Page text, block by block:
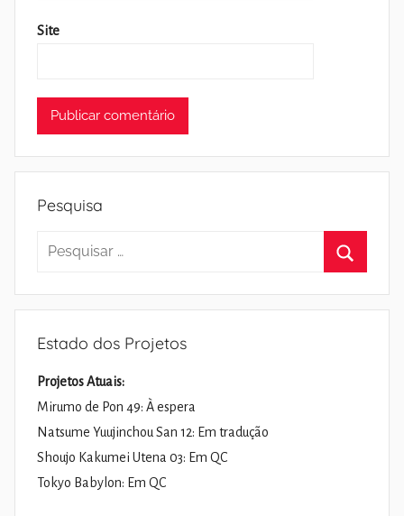
Site
Pesquisa
Pesquisar
Estado dos Projetos
Projetos Atuais:
Mirumo de Pon 49: À espera
Natsume Yuujinchou San 12: Em tradução
Shoujo Kakumei Utena 03: Em QC
Tokyo Babylon: Em QC